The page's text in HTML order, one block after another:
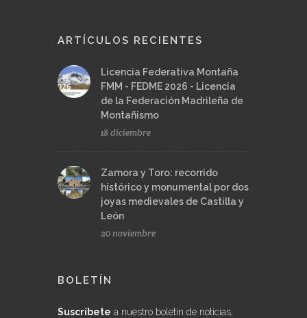
ARTÍCULOS RECIENTES
Licencia Federativa Montaña
FMM - FEDME 2026 - Licencia
de la Federación Madrileña de
Montañismo
18 diciembre
Zamora y Toro: recorrido
histórico y monumental por dos
joyas medievales de Castilla y
León
20 noviembre
BOLETÍN
Suscríbete a nuestro boletín de noticias,